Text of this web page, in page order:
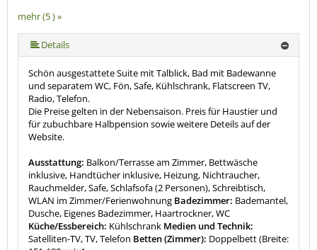
mehr (5 ) »
mehr (5 ) »
Details
Schön ausgestattete Suite mit Talblick, Bad mit Badewanne
und separatem WC, Fön, Safe, Kühlschrank, Flatscreen TV,
Radio, Telefon.
Die Preise gelten in der Nebensaison. Preis für Haustier und
für zubuchbare Halbpension sowie weitere Deteils auf der
Website.
Ausstattung: Balkon/Terrasse am Zimmer, Bettwäsche
inklusive, Handtücher inklusive, Heizung, Nichtraucher,
Rauchmelder, Safe, Schlafsofa (2 Personen), Schreibtisch,
WLAN im Zimmer/Ferienwohnung Badezimmer: Bademantel,
Dusche, Eigenes Badezimmer, Haartrockner, WC
Küche/Essbereich: Kühlschrank Medien und Technik:
Satelliten-TV, TV, Telefon Betten (Zimmer): Doppelbett (Breite: